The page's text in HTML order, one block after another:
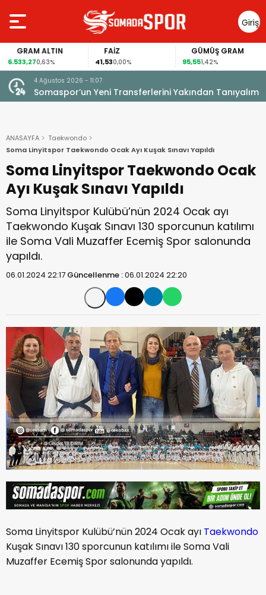
Giriş
Yap
GRAM ALTIN
6.533,270,63%
FAİZ
41,530,00%
GÜMÜŞ GRAM
95,551,42%
4 Ağustos 2026 - 11:07
Somaspor’un Yeni Transferlerini Yakından Tanıyalım
ANASAYFA
Taekwondo
Soma Linyitspor Taekwondo Ocak Ayı Kuşak Sınavı Yapıldı
Soma Linyitspor Taekwondo Ocak
Ayı Kuşak Sınavı Yapıldı
Soma Linyitspor Kulübü’nün 2024 Ocak ayı
Taekwondo Kuşak Sınavı 130 sporcunun katılımı
ile Soma Vali Muzaffer Ecemiş Spor salonunda
yapıldı.
06.01.2024 22:17 Güncellenme :06.01.2024 22:20
Soma Linyitspor Kulübü’nün 2024 Ocak ayı Taekwondo
Kuşak Sınavı 130 sporcunun katılımı ile Soma Vali
Muzaffer Ecemiş Spor salonunda yapıldı.